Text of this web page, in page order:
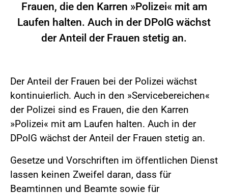
Frauen, die den Karren »Polizei« mit am
Laufen halten. Auch in der DPolG wächst
der Anteil der Frauen stetig an.
Der Anteil der Frauen bei der Polizei wächst
kontinuierlich. Auch in den »Servicebereichen«
der Polizei sind es Frauen, die den Karren
»Polizei« mit am Laufen halten. Auch in der
DPolG wächst der Anteil der Frauen stetig an.
Gesetze und Vorschriften im öffentlichen Dienst
lassen keinen Zweifel daran, dass für
Beamtinnen und Beamte sowie für